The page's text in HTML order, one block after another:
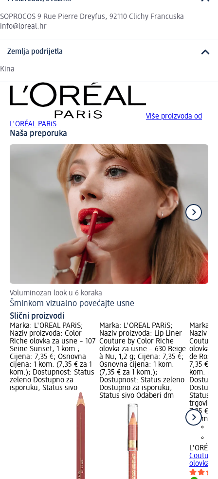
SOPROCOS 9 Rue Pierre Dreyfus, 92110 Clichy Francuska
info@loreal.hr
Zemlja podrijetla
Kina
Više proizvoda od
L'ORÉAL PARiS
Naša preporuka
Voluminozan look u 6 koraka
Šminkom vizualno povećajte usne
Slični proizvodi
Marka: L'ORÉAL PARiS;
Naziv proizvoda: Color
Riche olovka za usne – 107
Seine Sunset, 1 kom.;
Cijena: 7,35 €; Osnovna
cijena: 1 kom. (7,35 € za 1
kom.); Dostupnost: Status
zeleno Dostupno za
isporuku, Status sivo
Marka: L'ORÉAL PARiS;
Naziv proizvoda: Lip Liner
Couture by Color Riche
olovka za usne – 630 Beige
à Nu, 1,2 g; Cijena: 7,35 €;
Osnovna cijena: 1 kom.
(7,35 € za 1 kom.);
Dostupnost: Status zeleno
Dostupno za isporuku,
Status sivo Odaberi dm
Marka:
Naziv
Couture
olovka
de
7,35 €;
kom.
Status
trgovinu
7,35 €
1 kom.
L'ORÉAL
Couture
olovka